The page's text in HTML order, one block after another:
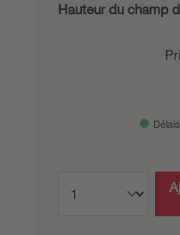
Hauteur du champ